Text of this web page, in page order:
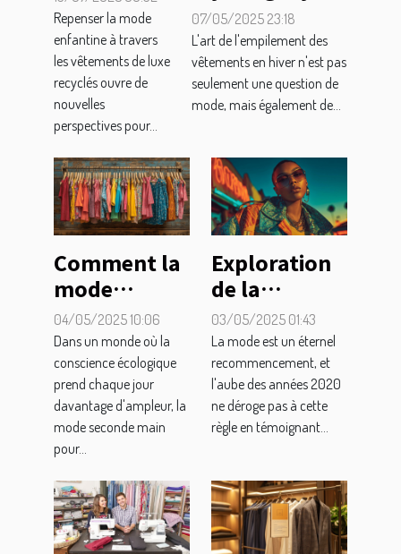
de luxe
recyclés
favorisent
une
enfance
durable ?
Repenser la mode
enfantine à travers
les vêtements de luxe
recyclés ouvre de
nouvelles
perspectives pour...
et confort
pour les
superpositions
d'hiver
07/05/2025 23:18
L'art de l'empilement des
vêtements en hiver n'est pas
seulement une question de
mode, mais également de...
Comment la
mode
seconde
main pour
enfants
favorise un
avenir
durable
04/05/2025 10:06
Dans un monde où la
conscience écologique
prend chaque jour
davantage d'ampleur, la
mode seconde main
pour...
Exploration
de la
résurgence
des
tendances
mode des
années 2000
03/05/2025 01:43
La mode est un éternel
recommencement, et
l'aube des années 2020
ne déroge pas à cette
règle en témoignant...